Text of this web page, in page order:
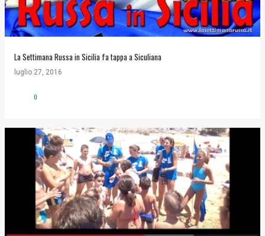
La Settimana Russa in Sicilia fa tappa a Siculiana
luglio 27, 2016
0